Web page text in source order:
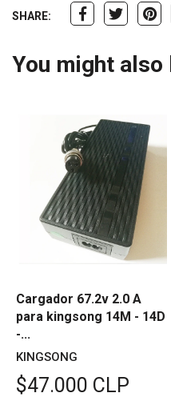
SHARE:
You might also
Cargador 67.2v 2.0 A
para kingsong 14M - 14D
-...
KINGSONG
$47.000 CLP